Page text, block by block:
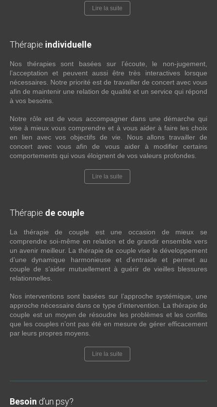
Lire la suite
Thérapie individuelle
Nos thérapies sont basées sur l’écoute, le non-jugement,
l’acceptation et peuvent aussi être très interactives lorsque
nécessaires. Notre priorité est de travailler de concert avec vous
afin de maintenir une relation de qualité et un service qui répond
à vos besoins.
Notre rôle est de vous accompagner dans une démarche qui
vise à mieux vous comprendre et à vous aider à faire les choix
en lien avec vos objectifs de vie. Nous allons travailler de
concert avec vous afin de vous aider à modifier certains
comportements qui vous éloignent de vos valeurs profondes.
Lire la suite
Thérapie de couple
La thérapie de couple est une occasion de mieux se
comprendre soi-même en relation et de grandir ensemble vers
un avenir meilleur. La thérapie de couple vise le développement
d’une dynamique harmonieuse et d’entraide et permet au
couple de s’aider mutuellement à guérir de vieilles blessures
relationnelles.
Nos interventions sont basées sur l’approche systémique, une
approche nécessaire dans ce type d’intervention. La thérapie de
couple est un moyen de résoudre les problèmes et les conflits
que les couples n’ont pas été en mesure de gérer efficacement
par leurs propres moyens.
Lire la suite
Besoin d’un psy?